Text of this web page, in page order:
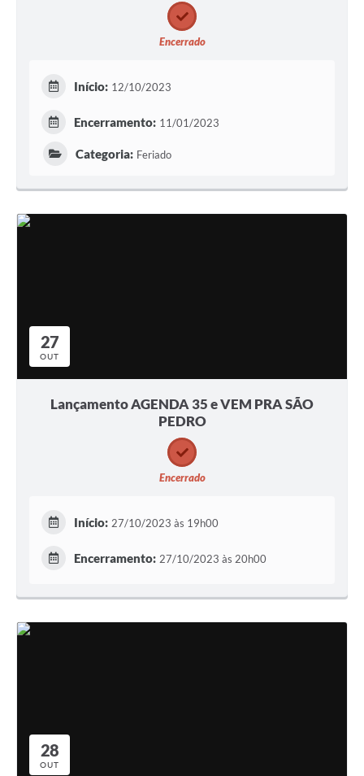
Encerrado
Início: 12/10/2023
Encerramento: 11/01/2023
Categoria: Feriado
27
OUT
Lançamento AGENDA 35 e VEM PRA SÃO
PEDRO
Encerrado
Início: 27/10/2023 às 19h00
Encerramento: 27/10/2023 às 20h00
28
OUT